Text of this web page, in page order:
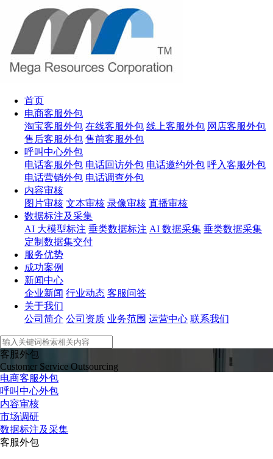
首页
电商客服外包
淘宝客服外包 在线客服外包 线上客服外包 网店客服外包
售后客服外包 售前客服外包
呼叫中心外包
电话客服外包 电话回访外包 电话邀约外包 呼入客服外包
电话营销外包 电话调查外包
内容审核
图片审核 文本审核 录像审核 直播审核
数据标注及采集
AI 大模型标注 垂类数据标注 AI 数据采集 垂类数据采集
定制数据集交付
服务优势
成功案例
新闻中心
企业新闻 行业动态 客服问答
关于我们
公司简介 公司资质 业务范围 运营中心 联系我们
客服外包
Customer Service Outsourcing
电商客服外包
呼叫中心外包
内容审核
市场调研
数据标注及采集
客服外包